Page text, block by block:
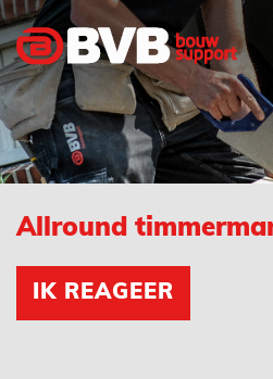
Allround
IK REAGEER